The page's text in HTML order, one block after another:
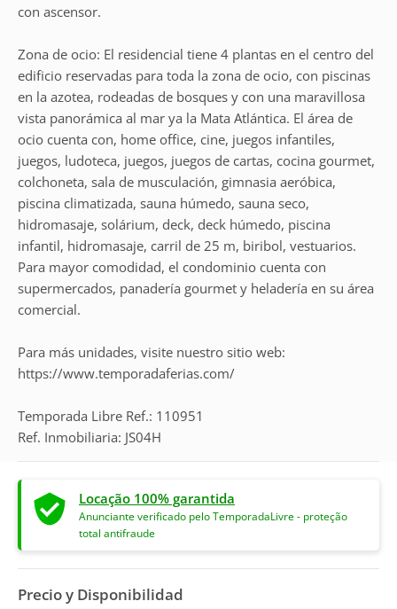
con ascensor.
Zona de ocio: El residencial tiene 4 plantas en el centro del
edificio reservadas para toda la zona de ocio, con piscinas
en la azotea, rodeadas de bosques y con una maravillosa
vista panorámica al mar ya la Mata Atlántica. El área de
ocio cuenta con, home office, cine, juegos infantiles,
juegos, ludoteca, juegos, juegos de cartas, cocina gourmet,
colchoneta, sala de musculación, gimnasia aeróbica,
piscina climatizada, sauna húmedo, sauna seco,
hidromasaje, solárium, deck, deck húmedo, piscina
infantil, hidromasaje, carril de 25 m, biribol, vestuarios.
Para mayor comodidad, el condominio cuenta con
supermercados, panadería gourmet y heladería en su área
comercial.
Para más unidades, visite nuestro sitio web:
https://www.temporadaferias.com/
Temporada Libre Ref.: 110951
Ref. Inmobiliaria: JS04H
Locação 100% garantida
Anunciante verificado pelo TemporadaLivre - proteção
total antifraude
Precio y Disponibilidad